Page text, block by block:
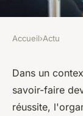
Booster
des
Accueil›Actu
Dans un
savoir-faire
réussite,